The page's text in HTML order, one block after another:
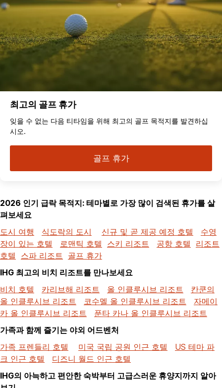
최고의 골프 휴가
잊을 수 없는 다음 티타임을 위해 최고의 골프 목적지를 발견하십
시오.
골프 휴가
2026 인기 급락 목적지: 테마별로 가장 많이 검색된 휴가를 살
펴보세요
도시 여행
식도락의 도시 신규 및 곧 제공 예정 호텔
수영
장이 있는 호텔
로맨틱 호텔 스키 리조트 공항 호텔
리조트
호텔
스파 리조트
골프 휴가
IHG 최고의 비치 리조트를 만나보세요
비치 호텔
카리브해 리조트 올 인클루시브 리조트
칸쿤의
올 인클루시브 리조트
코수멜 올 인클루시브 리조트
자메이
카 올 인클루시브 리조트
푼타 카나 올 인클루시브 리조트
가족과 함께 즐기는 야외 어드벤처
가족 프렌들리 호텔
미국 국립 공원 인근 호텔
US 테마 파
크 인근 호텔
디즈니 월드 인근 호텔
IHG의 아늑하고 편안한 숙박부터 고급스러운 휴양지까지 알아